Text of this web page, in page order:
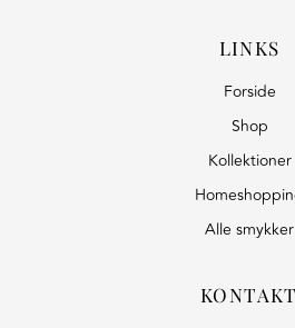
LINKS
Forside
Shop
Kollektioner
Alle smykker
KONTAKT